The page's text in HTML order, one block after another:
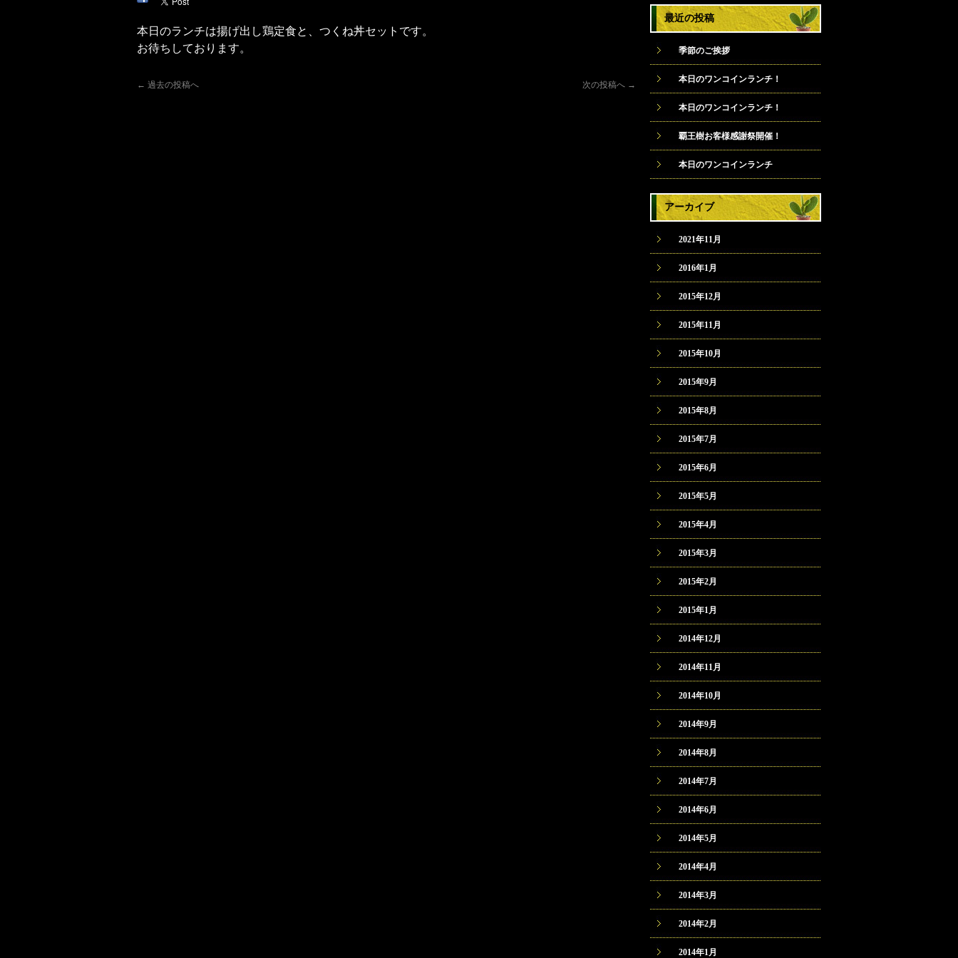
本日のランチは揚げ出し鶏定食と、つくね丼セットです。
お待ちしております。
← 過去の投稿へ 次の投稿へ →
最近の投稿
季節のご挨拶
本日のワンコインランチ！
本日のワンコインランチ！
覇王樹お客様感謝祭開催！
本日のワンコインランチ
アーカイブ
2021年11月
2016年1月
2015年12月
2015年11月
2015年10月
2015年9月
2015年8月
2015年7月
2015年6月
2015年5月
2015年4月
2015年3月
2015年2月
2015年1月
2014年12月
2014年11月
2014年10月
2014年9月
2014年8月
2014年7月
2014年6月
2014年5月
2014年4月
2014年3月
2014年2月
2014年1月